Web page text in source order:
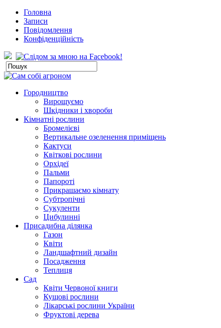
Головна
Записи
Повідомлення
Конфіденційність
Городництво
Вирощуємо
Шкідники і хвороби
Кімнатні рослини
Бромелієві
Вертикальне озеленення приміщень
Кактуси
Квіткові рослини
Орхідеї
Пальми
Папороті
Прикрашаємо кімнату
Субтропічні
Сукуленти
Цибулинні
Присадибна ділянка
Газон
Квіти
Ландшафтний дизайн
Посадження
Теплиця
Сад
Квіти Червоної книги
Кущові рослини
Лікарські рослини України
Фруктові дерева